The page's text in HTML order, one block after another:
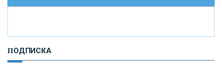
И
сохранения и увеличения капитала
ПОДПИСКА